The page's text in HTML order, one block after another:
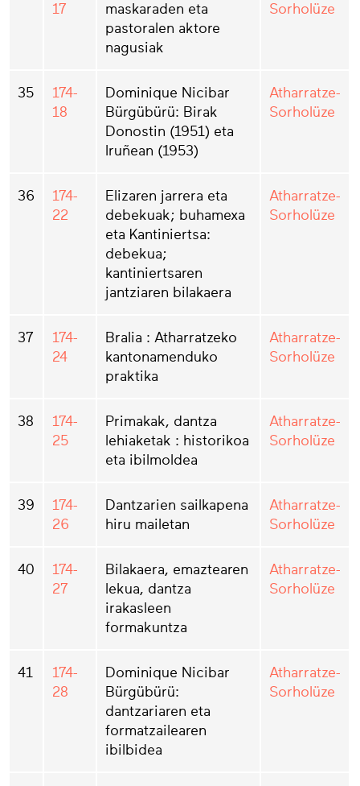
17
maskaraden eta
pastoralen aktore
nagusiak
Sorholüze
35
174-
18
Dominique Nicibar
Bürgübürü: Birak
Donostin (1951) eta
Iruñean (1953)
Atharratze-
Sorholüze
36
174-
22
Elizaren jarrera eta
debekuak; buhamexa
eta Kantiniertsa:
debekua;
kantiniertsaren
jantziaren bilakaera
Atharratze-
Sorholüze
37
174-
24
Bralia : Atharratzeko
kantonamenduko
praktika
Atharratze-
Sorholüze
38
174-
25
Primakak, dantza
lehiaketak : historikoa
eta ibilmoldea
Atharratze-
Sorholüze
39
174-
26
Dantzarien sailkapena
hiru mailetan
Atharratze-
Sorholüze
40
174-
27
Bilakaera, emaztearen
lekua, dantza
irakasleen
formakuntza
Atharratze-
Sorholüze
41
174-
28
Dominique Nicibar
Bürgübürü:
dantzariaren eta
formatzailearen
ibilbidea
Atharratze-
Sorholüze